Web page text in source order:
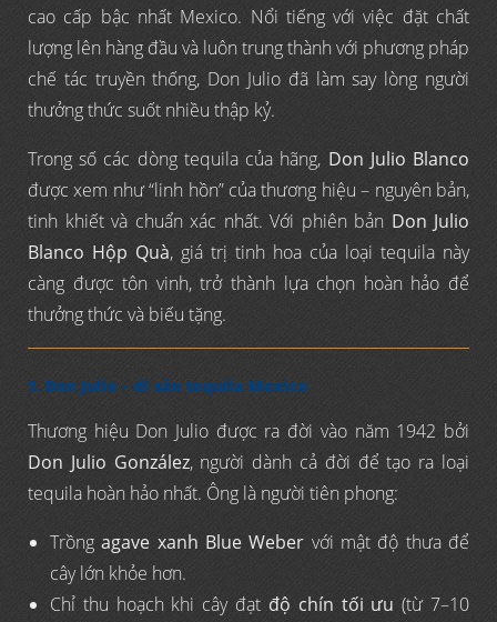
cao cấp bậc nhất Mexico. Nổi tiếng với việc đặt chất
lượng lên hàng đầu và luôn trung thành với phương pháp
chế tác truyền thống, Don Julio đã làm say lòng người
thưởng thức suốt nhiều thập kỷ.
Trong số các dòng tequila của hãng, Don Julio Blanco
được xem như “linh hồn” của thương hiệu – nguyên bản,
tinh khiết và chuẩn xác nhất. Với phiên bản Don Julio
Blanco Hộp Quà, giá trị tinh hoa của loại tequila này
càng được tôn vinh, trở thành lựa chọn hoàn hảo để
thưởng thức và biếu tặng.
1. Don Julio – di sản tequila Mexico
Thương hiệu Don Julio được ra đời vào năm 1942 bởi
Don Julio González, người dành cả đời để tạo ra loại
tequila hoàn hảo nhất. Ông là người tiên phong:
Trồngagave xanh Blue Weber với mật độ thưa để
cây lớn khỏe hơn.
Chỉ thu hoạch khi cây đạt độ chín tối ưu (từ 7–10